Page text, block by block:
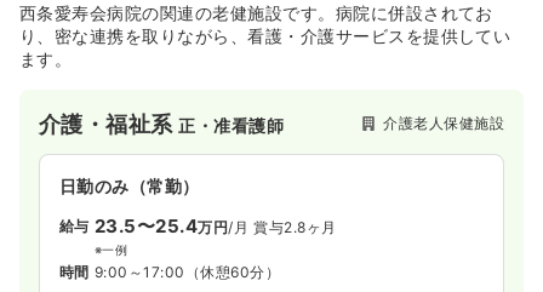
西条愛寿会病院の関連の老健施設です。病院に併設されてお
り、密な連携を取りながら、看護・介護サービスを提供してい
ます。
介護・福祉系正・准看護師 介護老人保健施設
日勤のみ（常勤）
給与 23.5〜25.4万円/月 賞与2.8ヶ月
※一例
時間 9:00～17:00 （休憩60分）